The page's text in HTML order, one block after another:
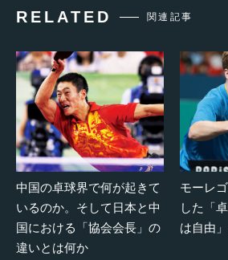
RELATED 関連記事
中国の卓球界で何が起きて
いるのか。そして日本と中
国における「協会会長」の
違いとは何か
モーレ
した「
は自由